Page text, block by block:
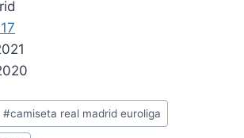
#camiseta real madrid euroliga